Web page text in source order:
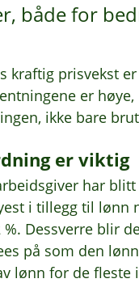
både for
kraftig prisvekst
er
ikke bare
er viktig
har
i tillegg til lønn
Dessverre blir
på som den
lønn for de fleste